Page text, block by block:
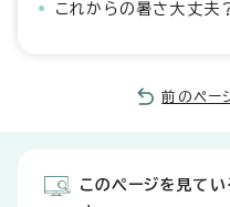
これからの暑さ大丈夫
前のペー
このページを見て